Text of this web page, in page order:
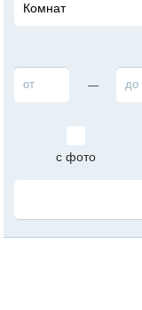
Комнат
—
с фото